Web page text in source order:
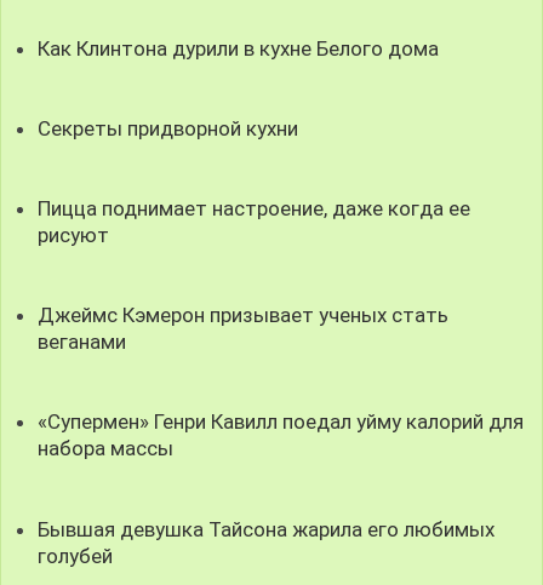
Как Клинтона дурили в кухне Белого дома
Секреты придворной кухни
Пицца поднимает настроение, даже когда ее
рисуют
Джеймс Кэмерон призывает ученых стать
веганами
«Супермен» Генри Кавилл поедал уйму калорий для
набора массы
Бывшая девушка Тайсона жарила его любимых
голубей